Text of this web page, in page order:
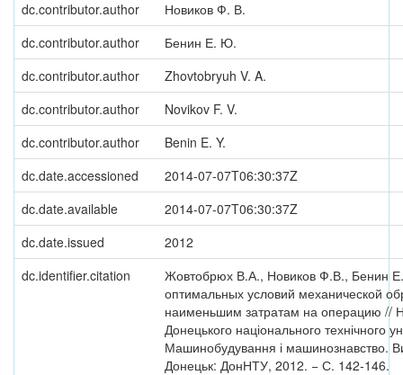
dc.contributor.author
Новиков Ф. В.
dc.contributor.author
Бенин Е. Ю.
dc.contributor.author
Zhovtobryuh V. A.
dc.contributor.author
Novikov F. V.
dc.contributor.author
Benin E. Y.
dc.date.accessioned
2014-07-07T06:30:37Z
dc.date.available
2014-07-07T06:30:37Z
dc.date.issued
2012
dc.identifier.citation
Жовтобрюх В.А., Новиков Ф.В., Бенин
оптимальных условий механической
наименьшим затратам на операцию //
Донецького національного технічного
Машинобудування і машинознавство.
Донецьк: ДонНТУ, 2012. − С. 142-146.